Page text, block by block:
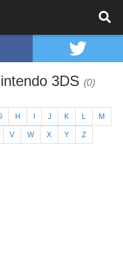
3DS (0)
H J K L M
V W X Y Z